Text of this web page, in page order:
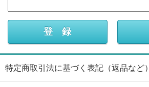
特定商取引法に基づく表記（返品など）